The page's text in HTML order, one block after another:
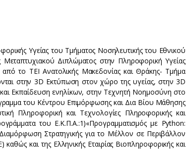
Υγείας του Τμήματος Νοσηλευτικής του Εθνικού
Διπλώματος στην Πληροφορική Υγείας
το ΤΕΙ Ανατολικής Μακεδονίας και Θράκης- Τμήμα
στην 3D Εκτύπωση στον χώρο της υγείας, στην 3D
Εκπαίδευση ενηλίκων, στην Τεχνητή Νοημοσύνη στο
του Κέντρου Επιμόρφωσης και Δια Βίου Μάθησης
Πληροφορική και Τεχνολογίες Πληροφορικής και
του Ε.Κ.Π.Α.:1)«Προγραμματισμός με Python:
Διαμόρφωση Στρατηγικής για το Μέλλον σε Περιβάλλον
και της Ελληνικής Εταιρίας Βιοπληροφορικής και